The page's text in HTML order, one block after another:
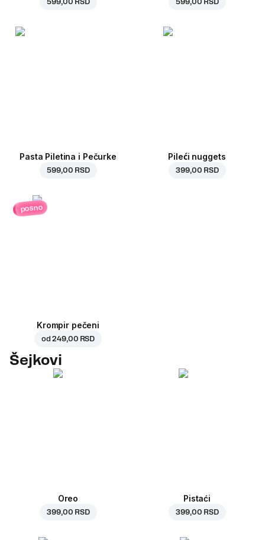
Pasta Piletina i Pečurke
599,00 RSD
Pileći nuggets
399,00 RSD
posno
Krompir pečeni
od249,00 RSD
Šejkovi
Oreo
399,00 RSD
Pistaći
399,00 RSD